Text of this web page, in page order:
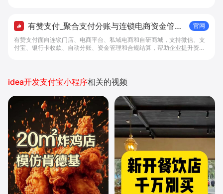
有赞支付_聚合支付分账与连锁电商资金管理
解决方案 - 做生意, 找有赞
官网
有赞支付面向连锁门店、电商平台、私域电商和自研商城，支持微信、支
付宝、银行卡收款、自动分账、资金管理和合规结算，帮助企业提升资金
idea开发支付宝小程序相关的视频